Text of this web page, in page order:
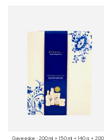
Gaveeske ⋅ 200 ml + 150 ml + 140 g + 200